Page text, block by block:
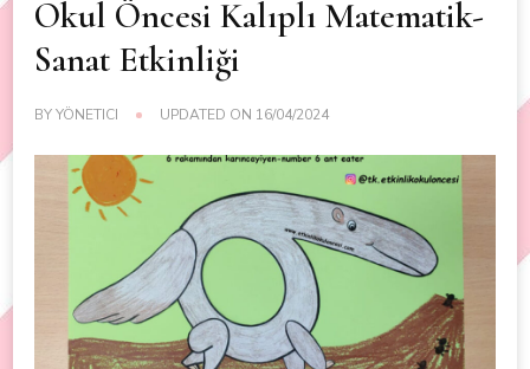
Okul Öncesi Kalıplı Matematik-
Sanat Etkinliği
BYYÖNETICI UPDATED ON 16/04/2024